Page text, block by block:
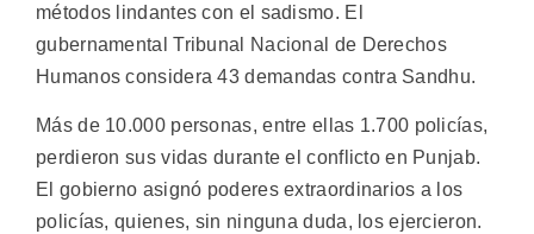
métodos lindantes con el sadismo. El
gubernamental Tribunal Nacional de Derechos
Humanos considera 43 demandas contra Sandhu.
Más de 10.000 personas, entre ellas 1.700 policías,
perdieron sus vidas durante el conflicto en Punjab.
El gobierno asignó poderes extraordinarios a los
policías, quienes, sin ninguna duda, los ejercieron.